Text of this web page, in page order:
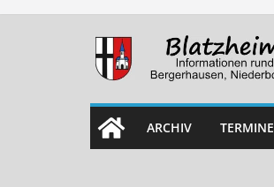
Skip
ARCHIV TERMINE